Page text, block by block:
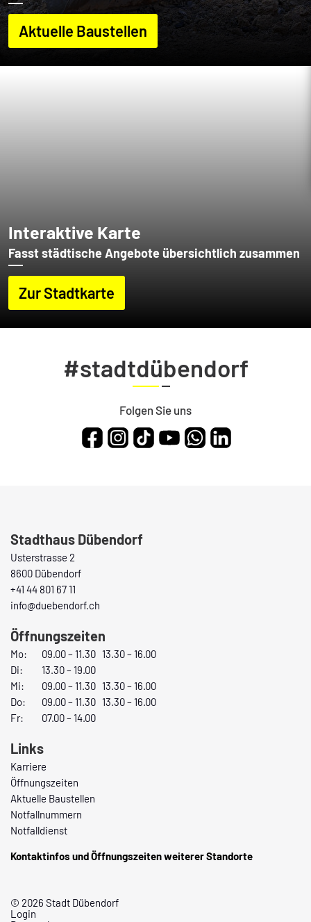
Aktuelle Baustellen
Interaktive Karte
Fasst städtische Angebote übersichtlich zusammen
Zur Stadtkarte
#stadtdübendorf
Folgen Sie uns
Stadthaus Dübendorf
Usterstrasse 2
8600 Dübendorf
+41 44 801 67 11
info@duebendorf.ch
Öffnungszeiten
Mo:
09.00 – 11.30 13.30 – 16.00
Di:
13.30 – 19.00
Mi:
09.00 – 11.30 13.30 – 16.00
Do:
09.00 – 11.30 13.30 – 16.00
Fr:
07.00 – 14.00
Links
Karriere
Öffnungszeiten
Aktuelle Baustellen
Notfallnummern
Notfalldienst
Kontaktinfos und Öffnungszeiten weiterer Standorte
© 2026 Stadt Dübendorf
Login